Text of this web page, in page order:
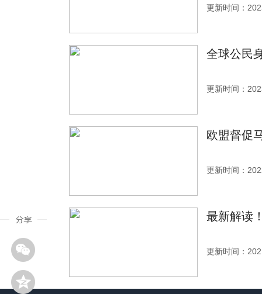
更新时间：
全球公民
更新时间：
欧盟督促
更新时间：
最新解读
更新时间：